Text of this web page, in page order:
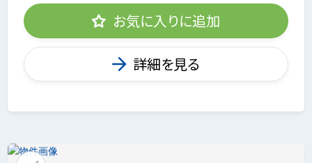
お気に入りに追加
詳細を見る